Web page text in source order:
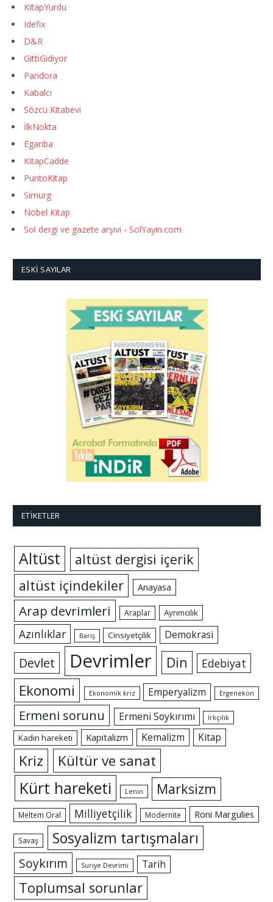
KitapYurdu
Idefix
D&R
GittiGidiyor
Pandora
Kabalcı
Sözcü Kitabevi
İlkNokta
Eganba
KitapCadde
PuntoKitap
Simurg
Nobel Kitap
Sol dergi ve gazete arşivi - SolYayin.com
ESKI SAYILAR
ETIKETLER
Altüst
altüst dergisi içerik
altüst içindekiler
Anayasa
Arap devrimleri Araplar Ayrımcılık
Azınlıklar Barış Cinsiyetçilik Demokrasi
Devlet Devrimler Din Edebiyat
Ekonomi Ekonomik kriz Emperyalizm Ergenekon
Ermeni sorunu Ermeni Soykırımı Irkçılık
Kadın hareketi Kapitalizm Kemalizm Kitap
Kriz Kültür ve sanat
Kürt hareketi Lenin Marksizm
Meltem Oral Milliyetçilik Modernite Roni Margulies
Savaş Sosyalizm tartışmaları
Soykırım Suriye Devrimi Tarih
Toplumsal sorunlar